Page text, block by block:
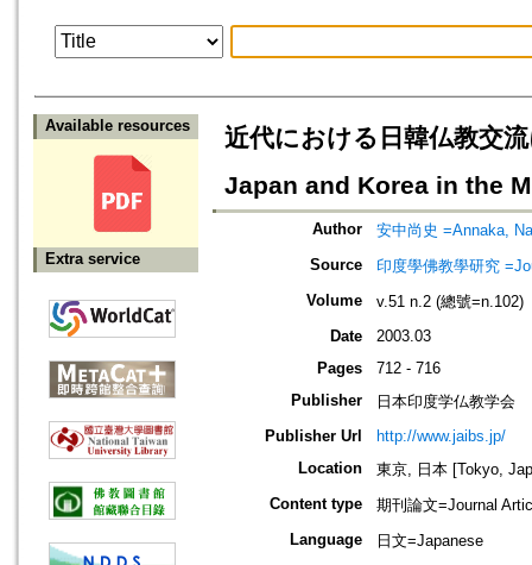
Available resources
Extra service
近代における日韓仏教交
Japan and Korea in the
Author
安中尚史 =Annaka,
Source
印度學佛教學研究
Volume
v.51 n.2 (總號=n.102)
Date
2003.03
Pages
712 - 716
Publisher
日本印度学仏教学会
Publisher Url
http://www.jaibs.jp/
Location
東京, 日本 [Tokyo,
Content type
期刊論文=Journal
Language
日文=Japanese